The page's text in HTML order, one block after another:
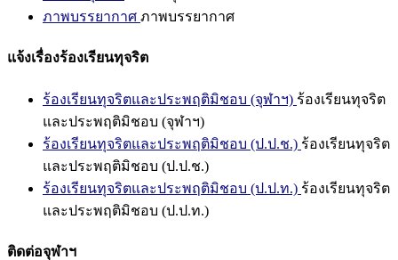
ภาพบรรยากาศ ภาพบรรยากาศ
แจ้งเรื่องร้องเรียนทุจริต
ร้องเรียนทุจริตและประพฤติมิชอบ (จุฬาฯ) ร้องเรียนทุจริต
และประพฤติมิชอบ (จุฬาฯ)
ร้องเรียนทุจริตและประพฤติมิชอบ (ป.ป.ช.) ร้องเรียนทุจริต
และประพฤติมิชอบ (ป.ป.ช.)
ร้องเรียนทุจริตและประพฤติมิชอบ (ป.ป.ท.) ร้องเรียนทุจริต
และประพฤติมิชอบ (ป.ป.ท.)
ติดต่อจุฬาฯ